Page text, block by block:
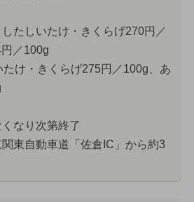
したしいたけ・きくらげ270円／
／100g
たけ・きくらげ275円／100g、あ
なり次第終了
関東自動車道「佐倉IC」から約3